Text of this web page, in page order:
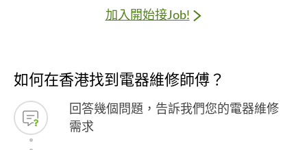
加入開始接Job!
如何在香港找到電器維修師傅？
回答幾個問題，告訴我們您的電器維修
需求